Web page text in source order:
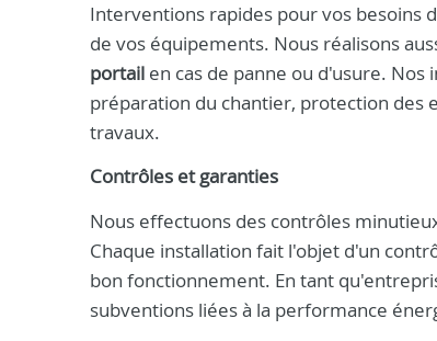
Interventions rapides pour vos besoins
de vos équipements. Nous réalisons
portail en cas de panne ou d'usure.
préparation du chantier, protection des
travaux.
Contrôles et garanties
Nous effectuons des contrôles
Chaque installation fait l'objet d'un
bon fonctionnement. En tant
subventions liées à la performance